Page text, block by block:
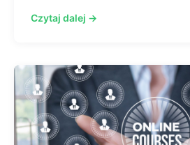
Czytaj dalej →